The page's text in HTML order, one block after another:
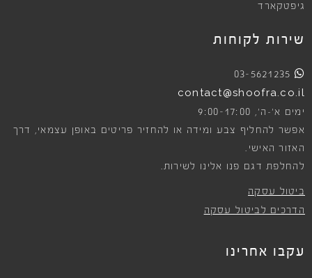
גיפטקארד
שירות לקוחות
03-5621235
contact@shoofra.co.il
ימים א׳-ה׳, 9:00-17:00
אפשר להחליף צבע ומידה או להחזיר פריטים באופן עצמאי, דרך
האזור האישי.
להחלפת דגם פנו אלינו לשירות.
ביטול עסקה
הדרכים לביטול עסקה
עקבו אחרינו